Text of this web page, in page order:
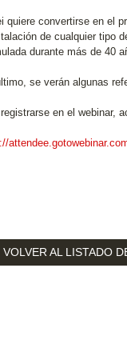
quiere convertirse en el
de cualquier tipo
durante más de 40
se verán algunas
en el webinar,
VOLVER AL LISTADO